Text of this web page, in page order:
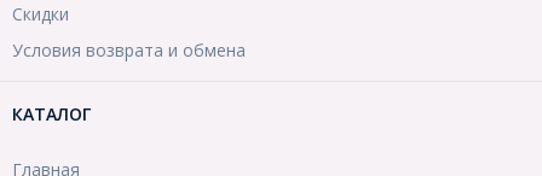
Скидки
Условия возврата и обмена
КАТАЛОГ
Главная